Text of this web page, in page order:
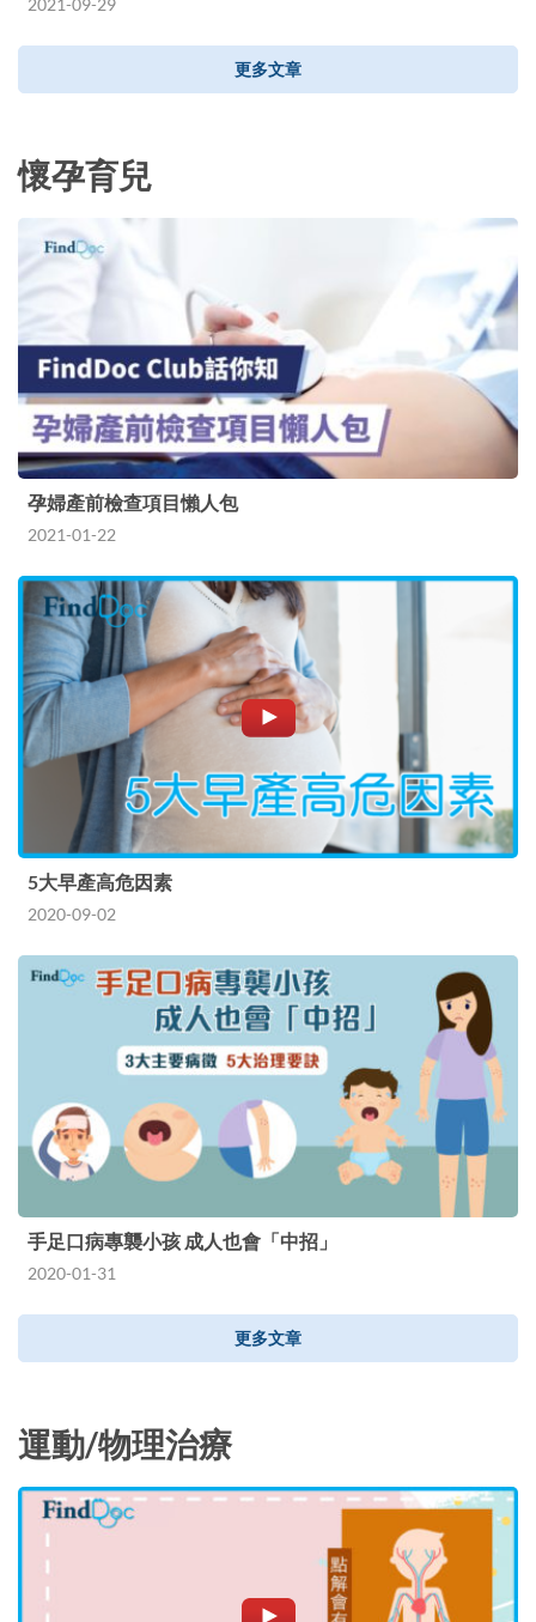
2021-09-29
更多文章
懷孕育兒
孕婦產前檢查項目懶人包
2021-01-22
5大早產高危因素
2020-09-02
手足口病專襲小孩 成人也會「中招」
2020-01-31
更多文章
運動/物理治療